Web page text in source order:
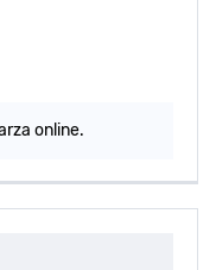
online.